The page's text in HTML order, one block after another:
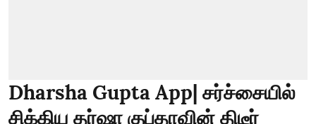
Dharsha Gupta App| சர்ச்சையில்
சிக்கிய தர்ஷா குப்தாவின் திடீர்